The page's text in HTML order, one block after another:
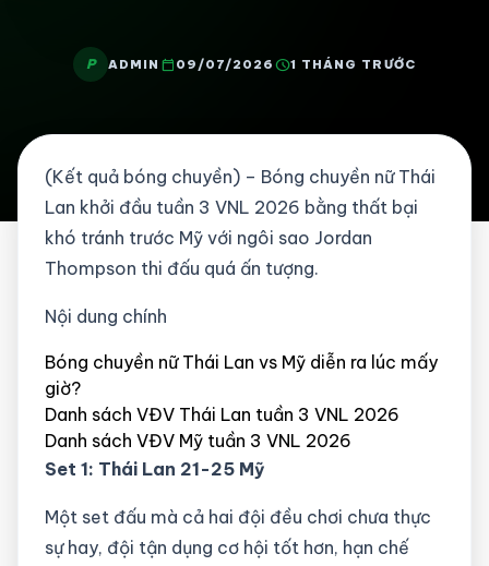
P ADMIN calendar_today 09/07/2026 schedule1 THÁNG TRƯỚC
(Kết quả bóng chuyền) – Bóng chuyền nữ Thái
Lan khởi đầu tuần 3 VNL 2026 bằng thất bại
khó tránh trước Mỹ với ngôi sao Jordan
Thompson thi đấu quá ấn tượng.
Nội dung chính
Bóng chuyền nữ Thái Lan vs Mỹ diễn ra lúc mấy
giờ?
Danh sách VĐV Thái Lan tuần 3 VNL 2026
Danh sách VĐV Mỹ tuần 3 VNL 2026
Set 1: Thái Lan 21-25 Mỹ
Một set đấu mà cả hai đội đều chơi chưa thực
sự hay, đội tận dụng cơ hội tốt hơn, hạn chế